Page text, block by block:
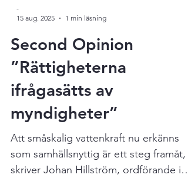
prioritering, anser han – de små är
byggda med hänsyn till fisken och
naturen, och dessutom är de viktiga för
civilförsvaret. Läs hans artikel här !
15 aug. 2025
1 min läsning
Second Opinion
”Rättigheterna
ifrågasätts av
myndigheter”